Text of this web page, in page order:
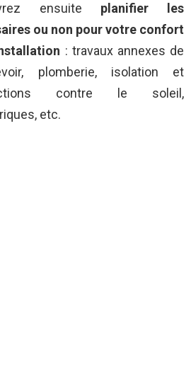
ensuite planifier les
ou non pour votre confort
: travaux annexes de
plomberie, isolation et
contre le soleil,
etc.